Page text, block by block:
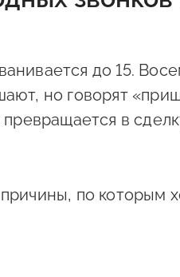
до 15.
но говорят
в
по которым